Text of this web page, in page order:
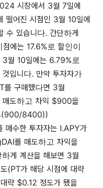
시장에서 3월 7일에
떨어진 시점인 3월 10일에
수 있습니다. 간단하게
에는 17.6%로 할인이
월 10일에는 6.79%로
입니다. 만약 투자자가
구매했다면 3월
도하고 차익 $900을
8400))
수한 투자자는 I.APY가
를 매도하고 차익을
게 계산을 해보면 3월
(PT가 해당 시점에 대략
략 $0.12 정도가 됐을